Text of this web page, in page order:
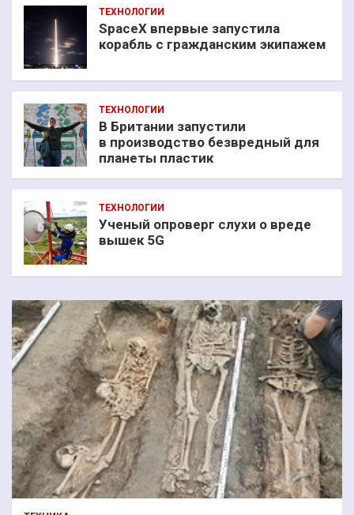
ТЕХНОЛОГИИ
SpaceX впервые запустила
корабль с гражданским экипажем
ТЕХНОЛОГИИ
В Британии запустили
в производство безвредный для
планеты пластик
ТЕХНОЛОГИИ
Ученый опроверг слухи о вреде
вышек 5G